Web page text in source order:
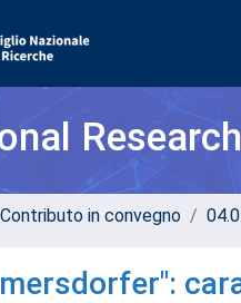
in convegno